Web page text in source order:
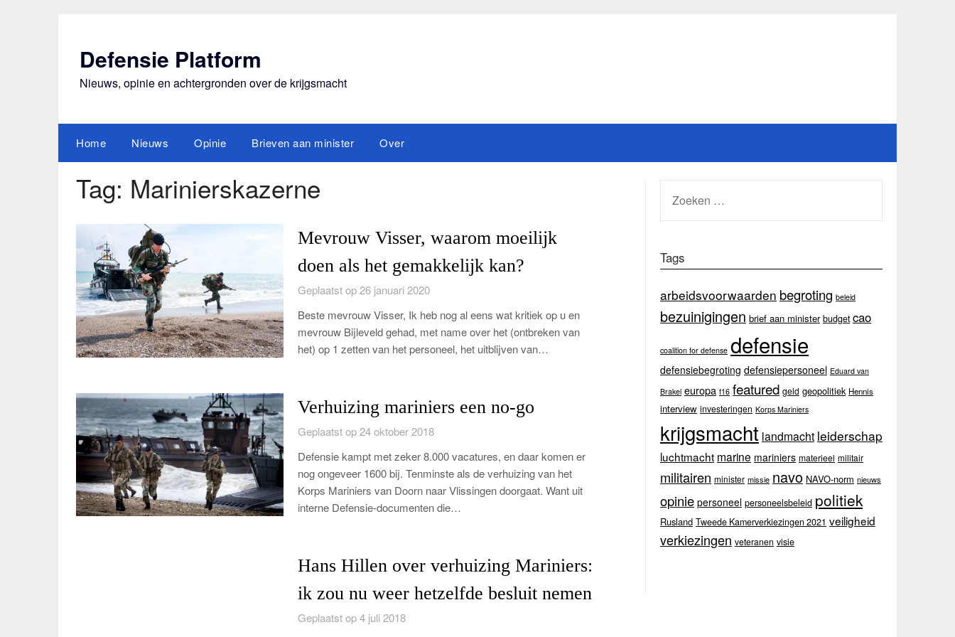
Defensie Platform
Nieuws, opinie en achtergronden over de krijgsmacht
Home Nieuws Opinie Brieven aan minister Over
Tag: Marinierskazerne
Mevrouw Visser, waarom moeilijk
doen als het gemakkelijk kan?
Geplaatst op 26 januari 2020
Beste mevrouw Visser, Ik heb nog al eens wat kritiek op u en
mevrouw Bijleveld gehad, met name over het (ontbreken van
het) op 1 zetten van het personeel, het uitblijven van…
Verhuizing mariniers een no-go
Geplaatst op 24 oktober 2018
Defensie kampt met zeker 8.000 vacatures, en daar komen er
nog ongeveer 1600 bij. Tenminste als de verhuizing van het
Korps Mariniers van Doorn naar Vlissingen doorgaat. Want uit
interne Defensie-documenten die…
Hans Hillen over verhuizing Mariniers:
ik zou nu weer hetzelfde besluit nemen
Geplaatst op 4 juli 2018
NAAR:
Tags
arbeidsvoorwaarden begroting beleid
bezuinigingen brief aan minister budget cao
coalition for defense defensie
defensiebegroting defensiepersoneel Eduard van
Brakel europa f16 featured geld geopolitiek Hennis
interview investeringen Korps Mariniers
krijgsmacht landmacht leiderschap
luchtmacht marine mariniers materieel militair
militairen minister missie navo NAVO-norm nieuws
opinie personeel personeelsbeleid politiek
Rusland Tweede Kamerverkiezingen 2021 veiligheid
verkiezingen veteranen visie